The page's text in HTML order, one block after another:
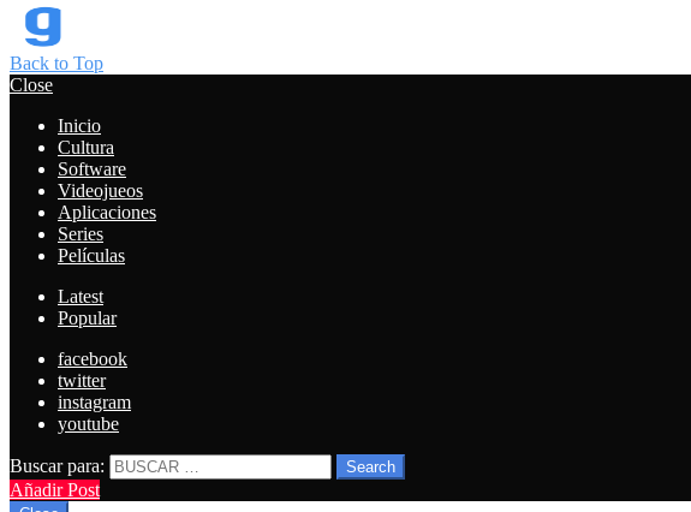
Back to Top
Close
Inicio
Cultura
Software
Videojueos
Aplicaciones
Series
Películas
Latest
Popular
facebook
twitter
instagram
youtube
Buscar para: Search
Añadir Post